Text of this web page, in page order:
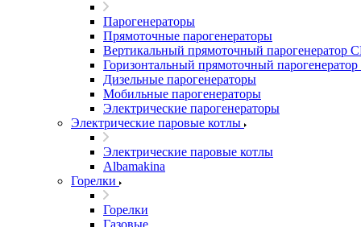
Парогенераторы
Прямоточные парогенераторы
Вертикальный прямоточный парогенератор
Горизонтальный прямоточный
Дизельные парогенераторы
Мобильные парогенераторы
Электрические парогенераторы
Электрические паровые котлы
Электрические паровые котлы
Albamakina
Горелки
Горелки
Газовые